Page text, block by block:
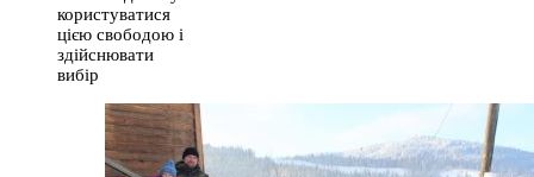
користуватися
цією свободою і
здійснювати
вибір